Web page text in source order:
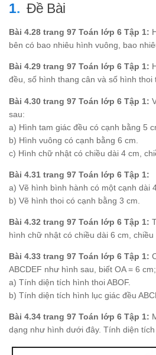
Đề Bài
Bài 4.28 trang 97 Toán lớp 6 Tập 1:
bên có bao nhiêu hình vuông, bao
Bài 4.29 trang 97 Toán lớp 6 Tập 1:
đều, số hình thang cân và số hình thoi
Bài 4.30 trang 97 Toán lớp 6 Tập 1:
sau:
a) Hình tam giác đều có cạnh bằng 5
b) Hình vuông có cạnh bằng 6 cm.
c) Hình chữ nhật có chiều dài 4 cm,
Bài 4.31 trang 97 Toán lớp 6 Tập 1:
a) Vẽ hình bình hành có một cạnh dài
b) Vẽ hình thoi có cạnh bằng 3 cm.
Bài 4.32 trang 97 Toán lớp 6 Tập 1:
hình chữ nhật có chiều dài 6 cm, chiều
Bài 4.33 trang 97 Toán lớp 6 Tập 1:
ABCDEF như hình sau, biết OA = 6
a) Tính diện tích hình thoi ABOF.
b) Tính diện tích hình lục giác đều
Bài 4.34 trang 97 Toán lớp 6 Tập 1:
dạng như hình dưới đây. Tính diện tích